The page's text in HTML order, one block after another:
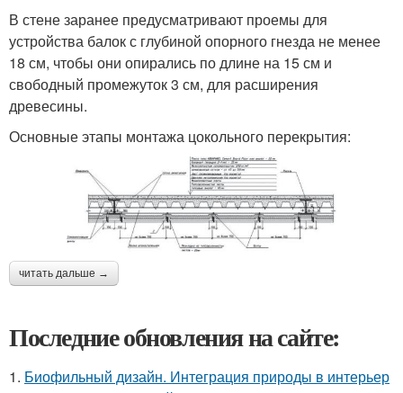
В стене заранее предусматривают проемы для
устройства балок с глубиной опорного гнезда не менее
18 см, чтобы они опирались по длине на 15 см и
свободный промежуток 3 см, для расширения
древесины.
Основные этапы монтажа цокольного перекрытия:
читать дальше →
Последние обновления на сайте:
1. Биофильный дизайн. Интеграция природы в интерьер